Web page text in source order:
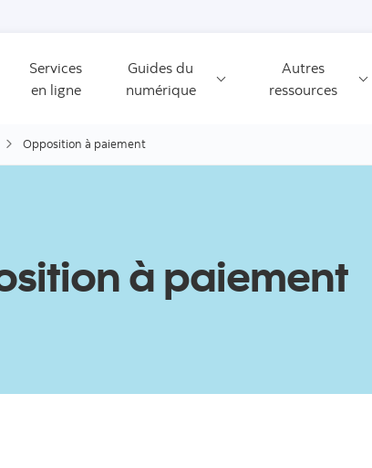
Services
en ligne
Guides du
numérique
Autres
ressources
Opposition à paiement
à paiement